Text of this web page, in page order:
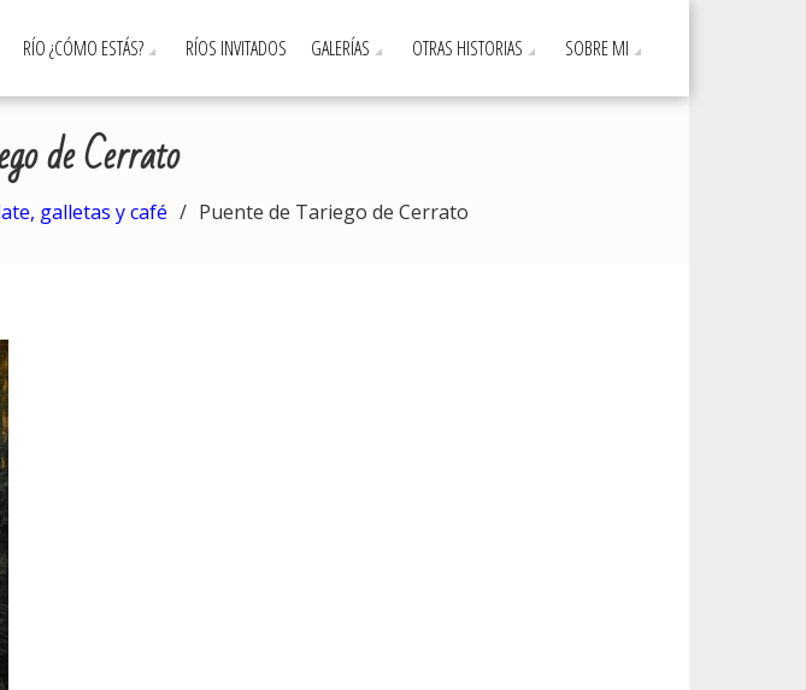
RÍO ¿CÓMO ESTÁS? RÍOS INVITADOS GALERÍAS OTRAS HISTORIAS SOBRE MI
de Cerrato
galletas y café Puente de Tariego de Cerrato